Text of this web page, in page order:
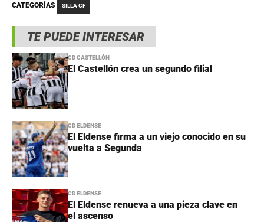
TE PUEDE INTERESAR
CD CASTELLÓN
El Castellón crea un segundo filial
CD ELDENSE
El Eldense firma a un viejo conocido en su
vuelta a Segunda
CD ELDENSE
El Eldense renueva a una pieza clave en
el ascenso
CATEGORÍAS SILLA CF